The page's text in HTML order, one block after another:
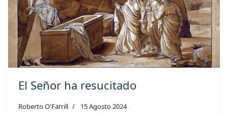
El Señor ha resucitado
Roberto O'Farrill 15 Agosto 2024